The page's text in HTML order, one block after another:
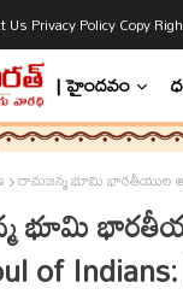
Us Privacy PolicyCopy
| హైందవం
రామజన్మ భూమి భారతీయుల
భూమి
of